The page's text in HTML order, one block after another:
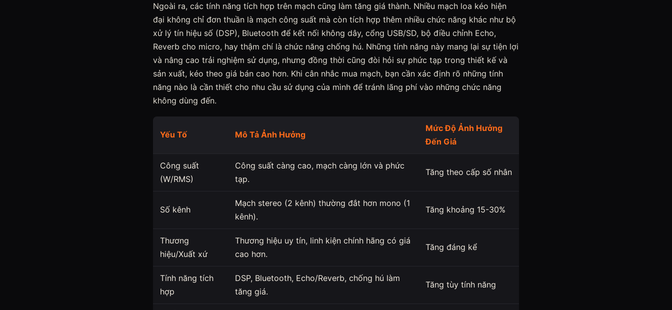
Ngoài ra, các tính năng tích hợp trên mạch cũng làm tăng giá thành. Nhiều mạch loa kéo hiện
đại không chỉ đơn thuần là mạch công suất mà còn tích hợp thêm nhiều chức năng khác như bộ
xử lý tín hiệu số (DSP), Bluetooth để kết nối không dây, cổng USB/SD, bộ điều chỉnh Echo,
Reverb cho micro, hay thậm chí là chức năng chống hú. Những tính năng này mang lại sự tiện lợi
và nâng cao trải nghiệm sử dụng, nhưng đồng thời cũng đòi hỏi sự phức tạp trong thiết kế và
sản xuất, kéo theo giá bán cao hơn. Khi cân nhắc mua mạch, bạn cần xác định rõ những tính
năng nào là cần thiết cho nhu cầu sử dụng của mình để tránh lãng phí vào những chức năng
không dùng đến.
Yếu Tố Mô Tả Ảnh Hưởng
Mức Độ Ảnh Hưởng
Đến Giá
Công suất
(W/RMS)
Công suất càng cao, mạch càng lớn và phức
tạp.
Tăng theo cấp số nhân
Số kênh
Mạch stereo (2 kênh) thường đắt hơn mono (1
kênh).
Tăng khoảng 15-30%
Thương
hiệu/Xuất xứ
Thương hiệu uy tín, linh kiện chính hãng có giá
cao hơn.
Tăng đáng kể
Tính năng tích
hợp
DSP, Bluetooth, Echo/Reverb, chống hú làm
tăng giá.
Tăng tùy tính năng